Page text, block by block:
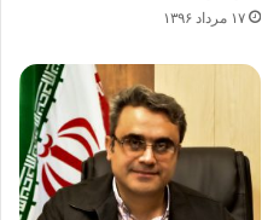
۱۷ مرداد ۱۳۹۶